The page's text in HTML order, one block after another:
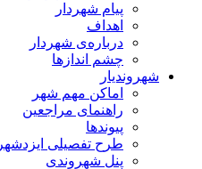
پیام شهردار
اهداف
درباره‌ی شهردار
چشم اندازها
شهروندیار
اماکن مهم شهر
راهنمای مراجعین
پیوند‌ها
طرح تفصیلی ایزدشهر
پنل شهروندی